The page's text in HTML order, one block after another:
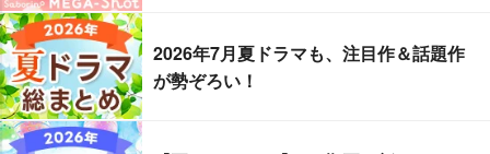
2026年7月夏ドラマも、注目作＆話題作
が勢ぞろい！